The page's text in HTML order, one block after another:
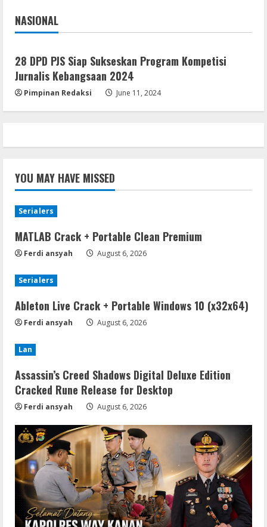
5
Umum
Brimob Papua Kini Jabat Kapolres Way
Kanan,Masyarakat Ogan Di Lampung
Doakan Jadi Jendral
August 4, 2026
NASIONAL
Jakarta
28 DPD PJS Siap Sukseskan Program Kompetisi
Jurnalis Kebangsaan 2024
Pimpinan Redaksi June 11, 2024
YOU MAY HAVE MISSED
Serialers
MATLAB Crack + Portable Clean Premium
Ferdi ansyah August 6, 2026
Serialers
Ableton Live Crack + Portable Windows 10 (x32x64)
Ferdi ansyah August 6, 2026
Lan
Assassin’s Creed Shadows Digital Deluxe Edition
Cracked Rune Release for Desktop
Ferdi ansyah August 6, 2026